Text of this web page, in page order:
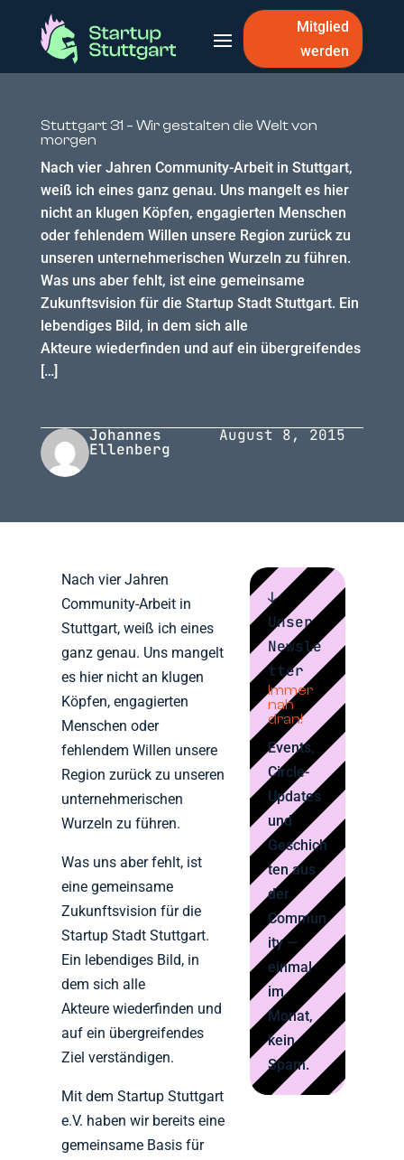
Mitglied
werden
Stuttgart 31 – Wir gestalten die Welt von
morgen
Nach vier Jahren Community-Arbeit in Stuttgart,
weiß ich eines ganz genau. Uns mangelt es hier
nicht an klugen Köpfen, engagierten Menschen
oder fehlendem Willen unsere Region zurück zu
unseren unternehmerischen Wurzeln zu führen.
Was uns aber fehlt, ist eine gemeinsame
Zukunftsvision für die Startup Stadt Stuttgart. Ein
lebendiges Bild, in dem sich alle
Akteure wiederfinden und auf ein übergreifendes
[…]
Johannes
Ellenberg
August 8, 2015
Nach vier Jahren
Community-Arbeit in
Stuttgart, weiß ich eines
ganz genau. Uns mangelt
es hier nicht an klugen
Köpfen, engagierten
Menschen oder
fehlendem Willen unsere
Region zurück zu unseren
unternehmerischen
Wurzeln zu führen.
Was uns aber fehlt, ist
eine gemeinsame
Zukunftsvision für die
Startup Stadt Stuttgart.
Ein lebendiges Bild, in
dem sich alle
Akteure wiederfinden und
auf ein übergreifendes
Ziel verständigen.
Mit dem Startup Stuttgart
e.V. haben wir bereits eine
gemeinsame Basis für
↓
Unser
Newsle
tter
Immer
nah
dran!
Events,
Circle-
Updates
und
Geschich
ten aus
der
Commun
ity —
einmal
im
Monat,
kein
Spam.